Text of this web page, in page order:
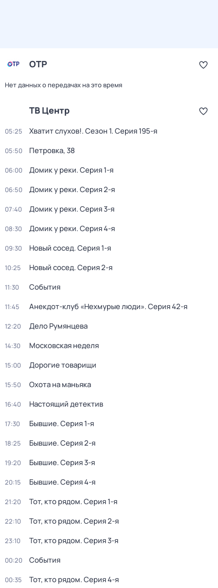
ОТР
Нет данных о передачах на это время
ТВ Центр
05:25 Хватит слухов!. Сезон 1. Серия 195-я
05:50 Петровка, 38
06:00 Домик у реки. Серия 1-я
06:50 Домик у реки. Серия 2-я
07:40 Домик у реки. Серия 3-я
08:30 Домик у реки. Серия 4-я
09:30 Новый сосед. Серия 1-я
10:25 Новый сосед. Серия 2-я
11:30 События
11:45 Анекдот-клуб «Нехмурые люди». Серия 42-я
12:20 Дело Румянцева
14:30 Московская неделя
15:00 Дорогие товарищи
15:50 Охота на маньяка
16:40 Настоящий детектив
17:30 Бывшие. Серия 1-я
18:25 Бывшие. Серия 2-я
19:20 Бывшие. Серия 3-я
20:15 Бывшие. Серия 4-я
21:20 Тот, кто рядом. Серия 1-я
22:10 Тот, кто рядом. Серия 2-я
23:10 Тот, кто рядом. Серия 3-я
00:20 События
00:35 Тот, кто рядом. Серия 4-я